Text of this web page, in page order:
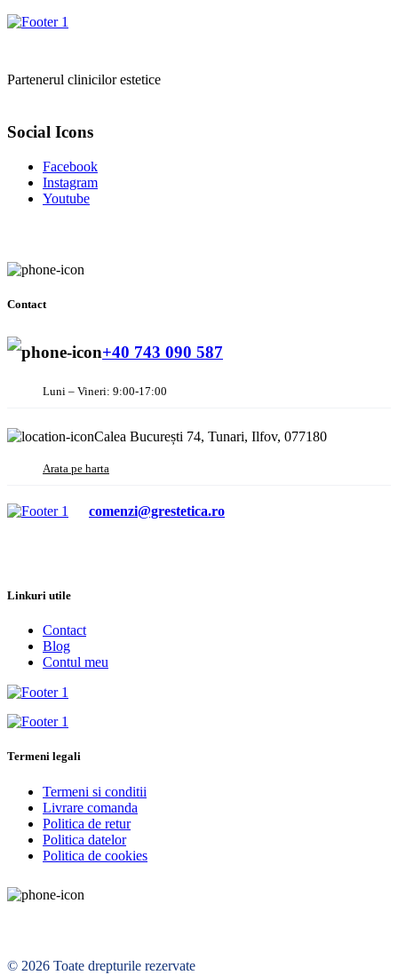
Partenerul clinicilor estetice
Social Icons
Facebook
Instagram
Youtube
Contact
+40 743 090 587
Luni – Vineri: 9:00-17:00
Calea București 74, Tunari, Ilfov, 077180
Arata pe harta
comenzi@grestetica.ro
Linkuri utile
Contact
Blog
Contul meu
Termeni legali
Termeni si conditii
Livrare comanda
Politica de retur
Politica datelor
Politica de cookies
© 2026 Toate drepturile rezervate